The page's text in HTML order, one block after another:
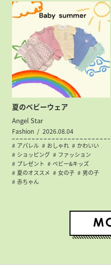
夏のベビーウェア
Angel Star
Fashion 2026.08.04
アパレル おしゃれ
かわいい
ショッピング
ファッション
プレゼント
ベビー&キッズ
夏のオススメ
女の子
男の子
赤ちゃん